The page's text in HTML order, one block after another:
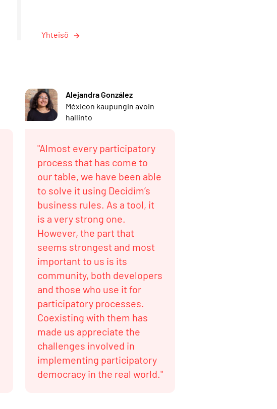
Yhteisö
Alejandra González
Méxicon kaupungin avoin
hallinto
"Almost every participatory
process that has come to
our table, we have been able
to solve it using Decidim’s
business rules. As a tool, it
is a very strong one.
However, the part that
seems strongest and most
important to us is its
community, both developers
and those who use it for
participatory processes.
Coexisting with them has
made us appreciate the
challenges involved in
implementing participatory
democracy in the real world."